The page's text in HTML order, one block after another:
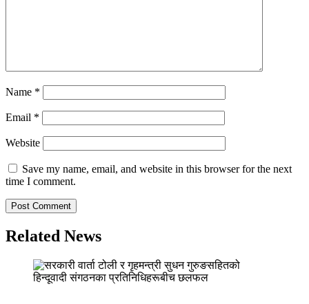
Name *
Email *
Website
Save my name, email, and website in this browser for the next
time I comment.
Related News